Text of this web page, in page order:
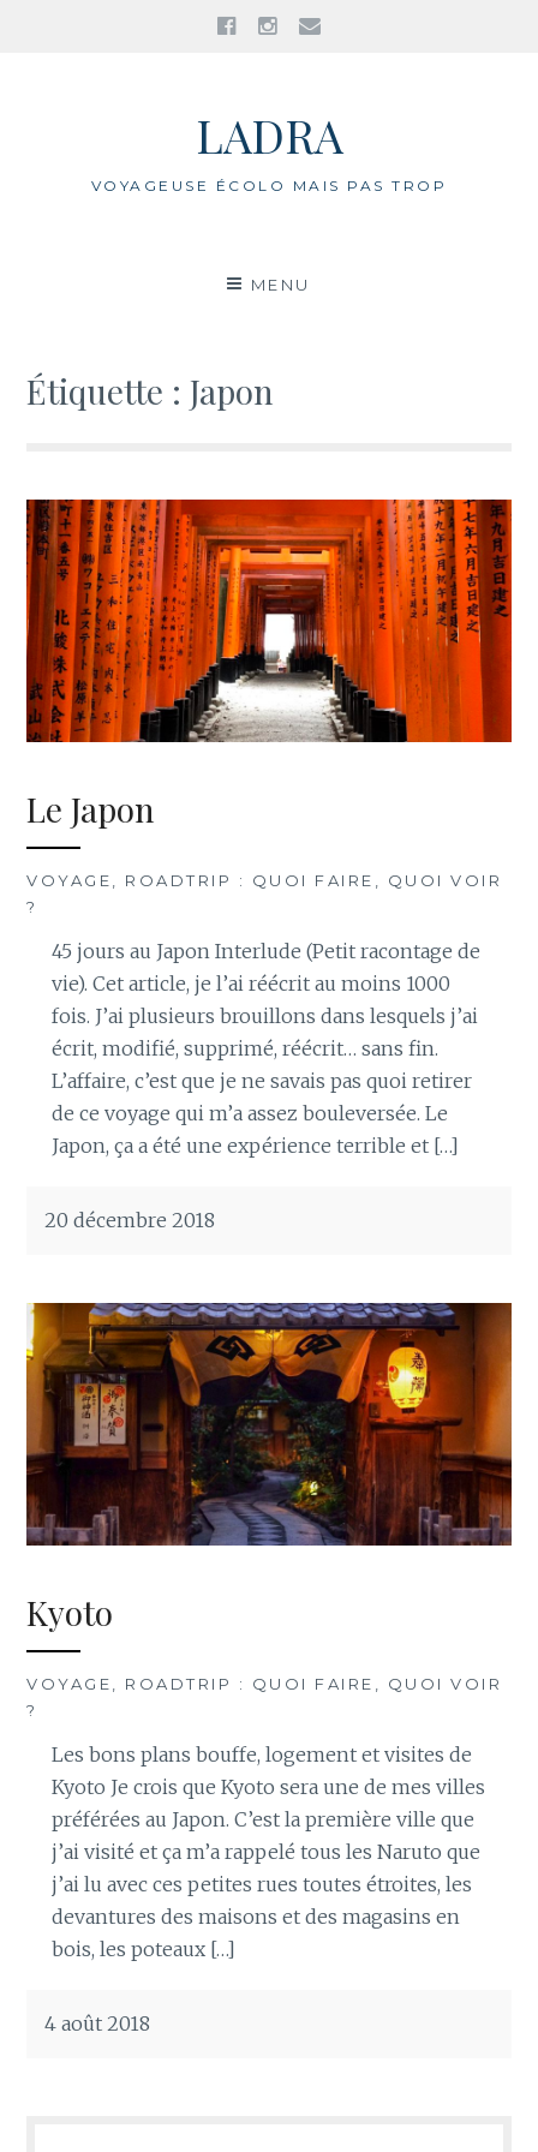
FacebookInstagram
LADRA
VOYAGEUSE ÉCOLO MAIS PAS TROP
MENU
Étiquette : Japon
Le Japon
VOYAGE, ROADTRIP : QUOI FAIRE, QUOI VOIR
?
45 jours au Japon Interlude (Petit racontage de
vie). Cet article, je l’ai réécrit au moins 1000
fois. J’ai plusieurs brouillons dans lesquels j’ai
écrit, modifié, supprimé, réécrit… sans fin.
L’affaire, c’est que je ne savais pas quoi retirer
de ce voyage qui m’a assez bouleversée. Le
Japon, ça a été une expérience terrible et […]
20 décembre 2018
Kyoto
VOYAGE, ROADTRIP : QUOI FAIRE, QUOI VOIR
?
Les bons plans bouffe, logement et visites de
Kyoto Je crois que Kyoto sera une de mes villes
préférées au Japon. C’est la première ville que
j’ai visité et ça m’a rappelé tous les Naruto que
j’ai lu avec ces petites rues toutes étroites, les
devantures des maisons et des magasins en
bois, les poteaux […]
4 août 2018